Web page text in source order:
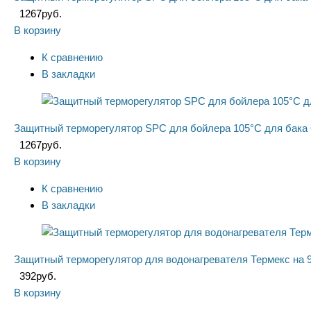
1267руб.
В корзину
К сравнению
В закладки
Защитный терморегулятор SPC для бойлера 105°C для
1267руб.
В корзину
К сравнению
В закладки
Защитный терморегулятор для водонагревателя Термекс на
392руб.
В корзину